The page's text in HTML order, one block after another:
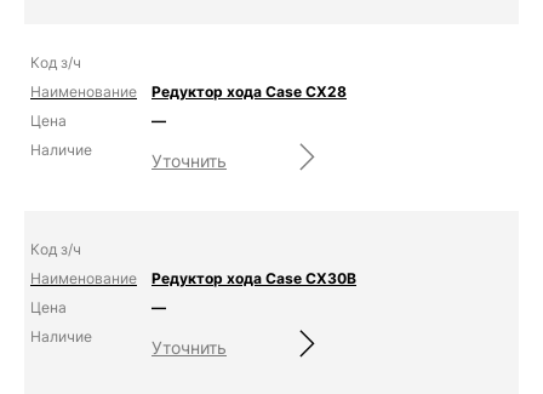
Редуктор хода Case CX28
—
Уточнить
Редуктор хода Case CX30B
—
Уточнить